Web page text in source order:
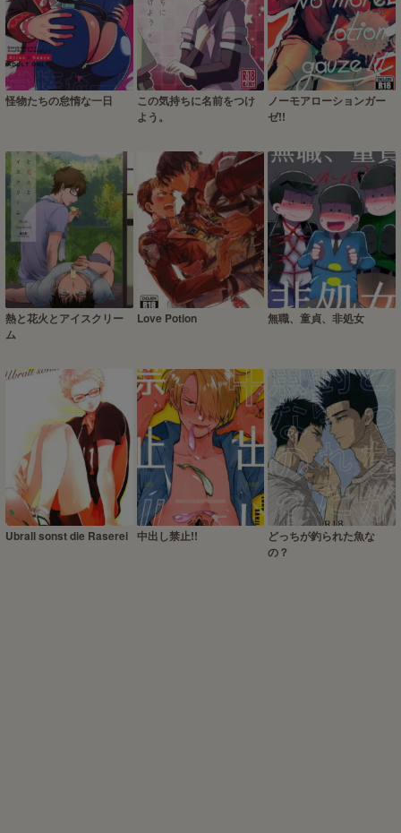
怪物たちの怠惰な一日
この気持ちに名前をつけ
よう。
ノーモアローションガー
ゼ!!
熱と花火とアイスクリー
ム
Love Potion 無職、童貞、非処女
Ubrall sonst die Raserei 中出し禁止!!
どっちが釣られた魚な
の？